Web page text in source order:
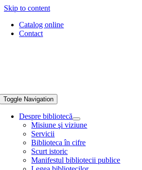
Skip to content
Catalog online
Contact
Toggle Navigation
Despre bibliotecă
Misiune şi viziune
Servicii
Biblioteca în cifre
Scurt istoric
Manifestul bibliotecii publice